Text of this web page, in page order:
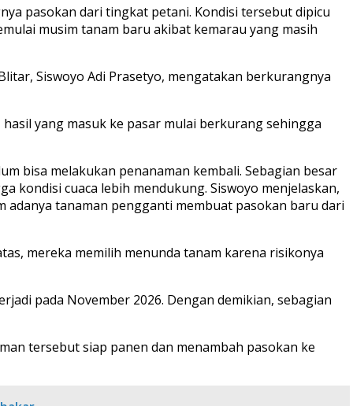
pasokan dari tingkat petani. Kondisi tersebut dipicu
musim tanam baru akibat kemarau yang masih
Siswoyo Adi Prasetyo, mengatakan berkurangnya
yang masuk ke pasar mulai berkurang sehingga
bisa melakukan penanaman kembali. Sebagian besar
kondisi cuaca lebih mendukung. Siswoyo menjelaskan,
adanya tanaman pengganti membuat pasokan baru dari
mereka memilih menunda tanam karena risikonya
pada November 2026. Dengan demikian, sebagian
tersebut siap panen dan menambah pasokan ke